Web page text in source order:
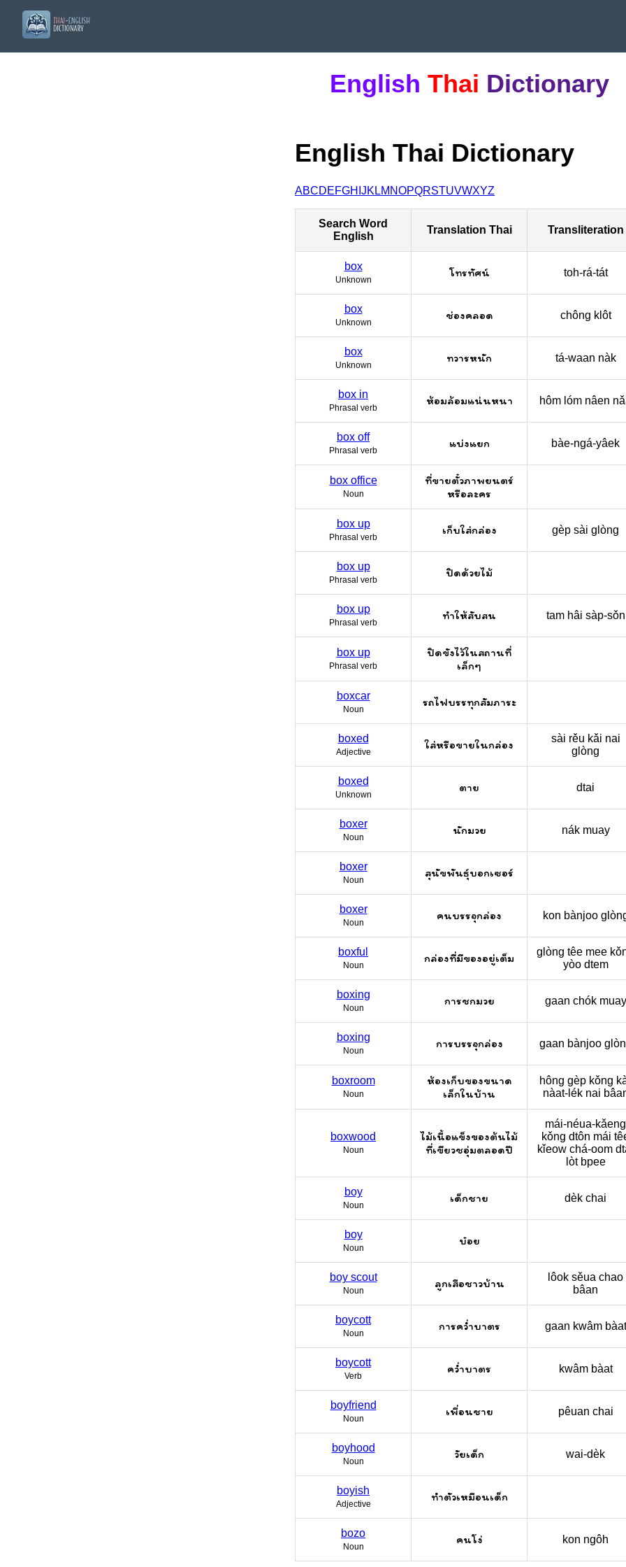
English Thai Dictionary
English Thai Dictionary
ABCDEFGH JK LM NOPQRSTUVWXYZ
Search Word
English
Translation Thai Transliteration
box
Unknown
โทรทัศน์ toh-rá-tát
box
Unknown
ช่องคลอด chông klôt
box
Unknown
ทวารหนัก tá-waan nàk
box in
Phrasal verb
ห้อมล้อมแน่นหนา hôm lóm nâen
box off
Phrasal verb
แบ่งแยก bàe-ngá-yâek
box office
Noun
ที่ขายตั๋วภาพยนตร์
หรือละคร
box up
Phrasal verb
เก็บใส่กล่อง gèp sài glòng
box up
Phrasal verb
ปิดด้วยไม้
box up
Phrasal verb
ทำให้สับสน tam hâi sàp-sǒn
box up
Phrasal verb
ปิดขังไว้ในสถานที่
เล็กๆ
boxcar
Noun
รถไฟบรรทุกสัมภาระ
boxed
Adjective
ใส่หรือขายในกล่อง
sài rěu kǎi nai
glòng
boxed
Unknown
ตาย dtai
boxer
Noun
นักมวย nák muay
boxer
Noun
สุนัขพันธุ์บอกเซอร์
boxer
Noun
คนบรรจุกล่อง kon bànjoo
boxful
Noun
กล่องที่มีของอยู่เต็ม
glòng têe mee
yòo dtem
boxing
Noun
การชกมวย gaan chók muay
boxing
Noun
การบรรจุกล่อง gaan bànjoo
boxroom
Noun
ห้องเก็บของขนาด
เล็กในบ้าน
hông gèp kǒng
nàat-lék nai
boxwood
Noun
ไม้เนื้อแข็งของต้นไม้
ที่เขียวชอุ่มตลอดปี
mái-néua-kǎeng
kǒng dtôn mái
kǐeow chá-oom
lòt bpee
boy
Noun
เด็กชาย dèk chai
boy
Noun
บ๋อย
boy scout
Noun
ลูกเสือชาวบ้าน
lôok sěua chao
bâan
boycott
Noun
การคว่ำบาตร gaan kwâm bàat
boycott
Verb
คว่ำบาตร kwâm bàat
boyfriend
Noun
เพื่อนชาย pêuan chai
boyhood
Noun
วัยเด็ก wai-dèk
boyish
Adjective
ทำตัวเหมือนเด็ก
bozo
Noun
คนโง่ kon ngôh